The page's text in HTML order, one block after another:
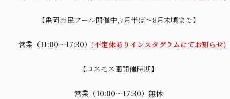
【亀岡市民プール開催中,7月半ば～8月末頃まで】
営業（11:00～17:30） (不定休ありインスタグラムにてお知らせ)
【コスモス園開催時期】
営業（10:00～17:30）無休